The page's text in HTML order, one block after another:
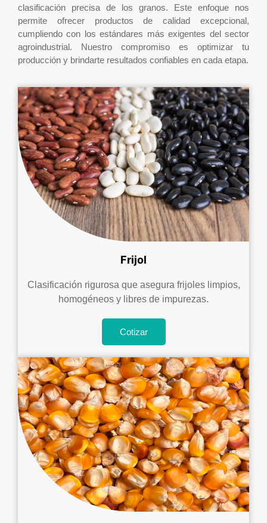
clasificación precisa de los granos. Este enfoque nos
permite ofrecer productos de calidad excepcional,
cumpliendo con los estándares más exigentes del sector
agroindustrial. Nuestro compromiso es optimizar tu
producción y brindarte resultados confiables en cada etapa.
Frijol
Clasificación rigurosa que asegura frijoles limpios,
homogéneos y libres de impurezas.
Cotizar